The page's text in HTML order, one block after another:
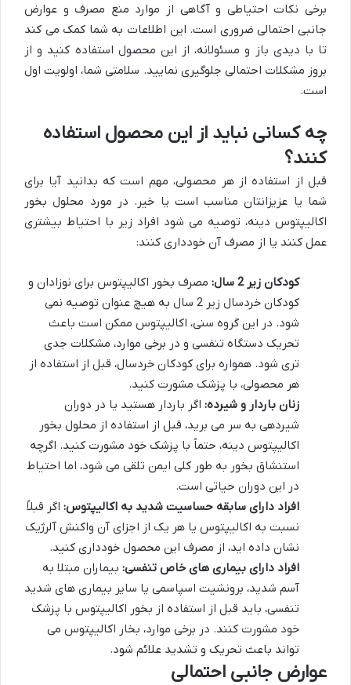
برخی نکات احتیاطی و آگاهی از موارد منع مصرف و عوارض
جانبی احتمالی ضروری است. این اطلاعات به شما کمک می کند
تا با دیدی باز و مسئولانه، از این محصول استفاده کنید و از
بروز مشکلات احتمالی جلوگیری نمایید. سلامتی شما، اولویت اول
است.
چه کسانی نباید از این محصول استفاده
کنند؟
قبل از استفاده از هر محصولی، مهم است که بدانید آیا برای
شما یا عزیزانتان مناسب است یا خیر. در مورد محلول بخور
اکالیپتوس دینه، توصیه می شود افراد زیر با احتیاط بیشتری
عمل کنند یا از مصرف آن خودداری کنند:
کودکان زیر 2 سال:
مصرف بخور اکالیپتوس برای نوزادان و
کودکان خردسال زیر 2 سال به هیچ عنوان توصیه نمی
شود. در این گروه سنی، اکالیپتوس ممکن است باعث
تحریک دستگاه تنفسی و در برخی موارد، مشکلات جدی
تری شود. همواره برای کودکان خردسال، قبل از استفاده از
هر محصولی، با پزشک مشورت کنید.
زنان باردار و شیرده: اگر باردار هستید یا در دوران
شیردهی به سر می برید، قبل از استفاده از محلول بخور
اکالیپتوس دینه، حتماً با پزشک خود مشورت کنید. اگرچه
استنشاق بخور به طور کلی ایمن تلقی می شود، اما احتیاط
در این دوران حیاتی است.
افراد دارای سابقه حساسیت شدید به اکالیپتوس: اگر قبلاً
نسبت به اکالیپتوس یا هر یک از اجزای آن واکنش آلرژیک
نشان داده اید، از مصرف این محصول خودداری کنید.
افراد دارای بیماری های خاص تنفسی: بیماران مبتلا به
آسم شدید، برونشیت اسپاسمی یا سایر بیماری های شدید
تنفسی، باید قبل از استفاده از بخور اکالیپتوس با پزشک
خود مشورت کنند. در برخی موارد، بخار اکالیپتوس می
تواند باعث تحریک و تشدید علائم شود.
عوارض جانبی احتمالی